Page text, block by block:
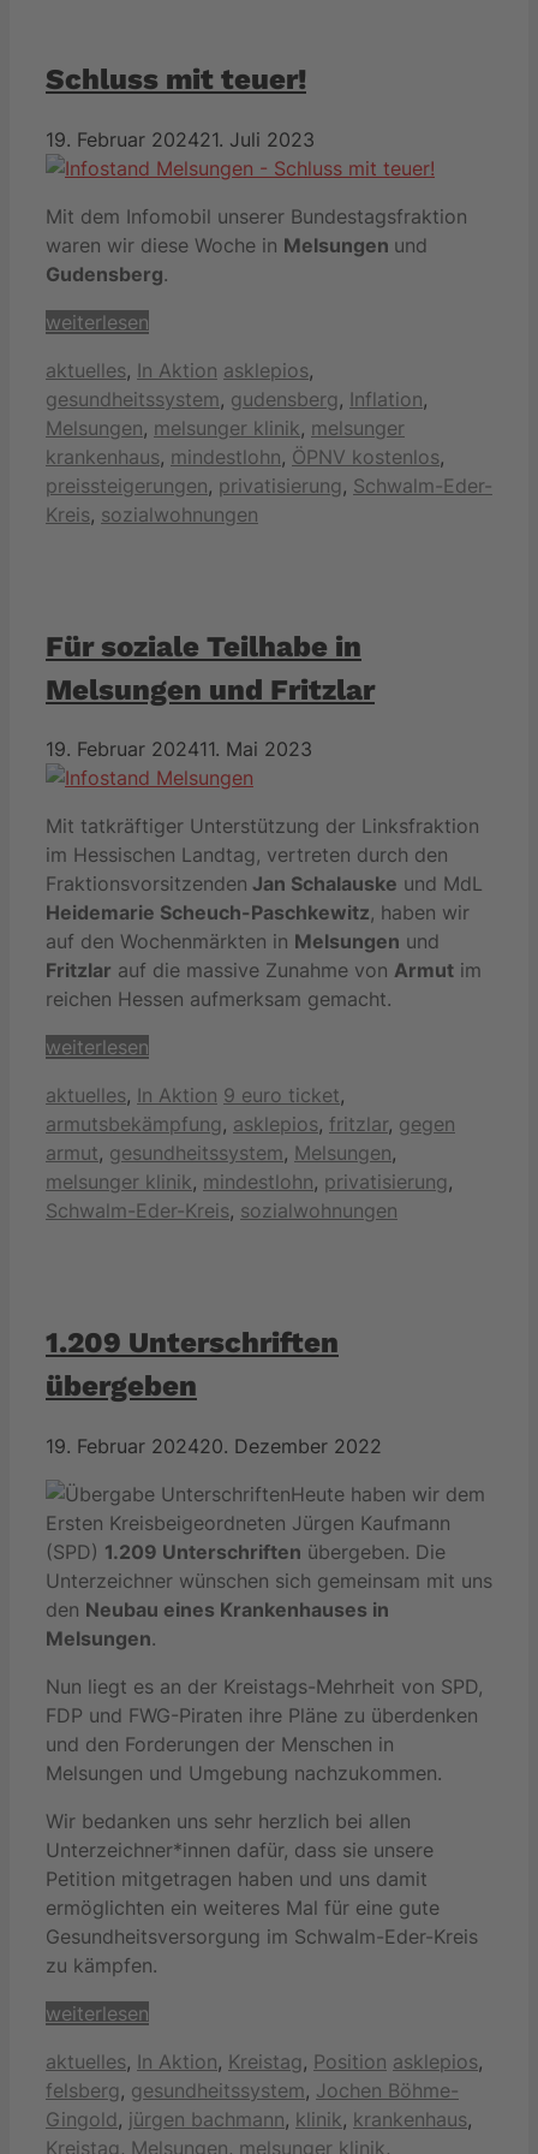
Schluss mit teuer!
19. Februar 202421. Juli 2023
Mit dem Infomobil unserer Bundestagsfraktion
waren wir diese Woche in Melsungen und
Gudensberg.
weiterlesen
Kategorien
aktuelles, In Aktion Schlagwörter
asklepios,
gesundheitssystem, gudensberg, Inflation,
Melsungen, melsunger klinik, melsunger
krankenhaus, mindestlohn, ÖPNV kostenlos,
preissteigerungen, privatisierung, Schwalm-Eder-
Kreis, sozialwohnungen
Für soziale Teilhabe in
Melsungen und Fritzlar
19. Februar 202411. Mai 2023
Mit tatkräftiger Unterstützung der Linksfraktion
im Hessischen Landtag, vertreten durch den
Fraktionsvorsitzenden Jan Schalauske und MdL
Heidemarie Scheuch-Paschkewitz, haben wir
auf den Wochenmärkten in Melsungen und
Fritzlar auf die massive Zunahme von Armut im
reichen Hessen aufmerksam gemacht.
weiterlesen
Kategorien
aktuelles, In Aktion Schlagwörter
9 euro ticket,
armutsbekämpfung, asklepios, fritzlar, gegen
armut, gesundheitssystem, Melsungen,
melsunger klinik, mindestlohn, privatisierung,
Schwalm-Eder-Kreis, sozialwohnungen
1.209 Unterschriften
übergeben
19. Februar 202420. Dezember 2022
Heute haben wir dem
Ersten Kreisbeigeordneten Jürgen Kaufmann
(SPD) 1.209 Unterschriften übergeben. Die
Unterzeichner wünschen sich gemeinsam mit uns
den Neubau eines Krankenhauses in
Melsungen.
Nun liegt es an der Kreistags-Mehrheit von SPD,
FDP und FWG-Piraten ihre Pläne zu überdenken
und den Forderungen der Menschen in
Melsungen und Umgebung nachzukommen.
Wir bedanken uns sehr herzlich bei allen
Unterzeichner*innen dafür, dass sie unsere
Petition mitgetragen haben und uns damit
ermöglichten ein weiteres Mal für eine gute
Gesundheitsversorgung im Schwalm-Eder-Kreis
zu kämpfen.
weiterlesen
Kategorien
aktuelles, In Aktion, Kreistag, Position Schlagwörter
asklepios,
felsberg, gesundheitssystem, Jochen Böhme-
Gingold, jürgen bachmann, klinik, krankenhaus,
Kreistag, Melsungen, melsunger klinik,